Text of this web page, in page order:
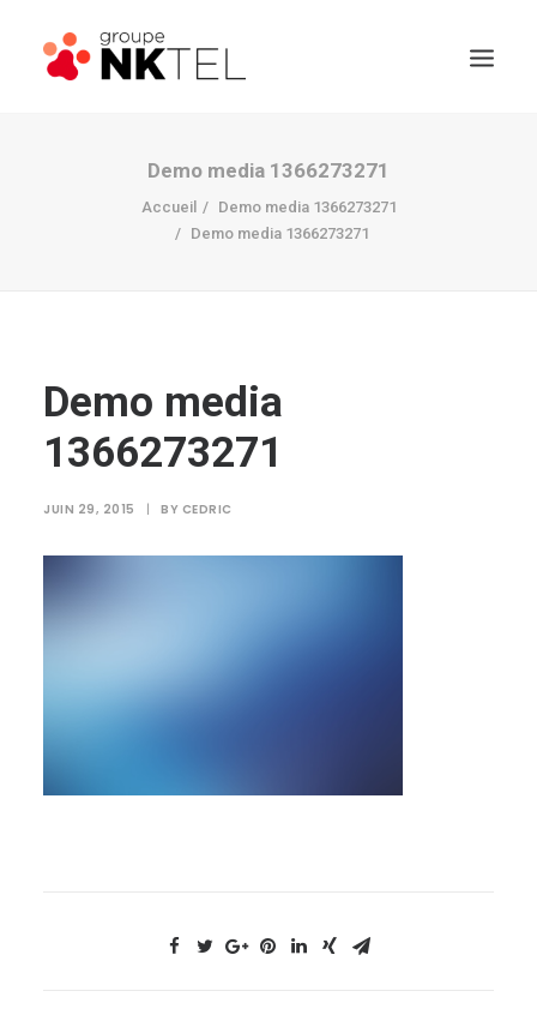
Demo media 1366273271
Accueil
Demo media 1366273271
Demo media 1366273271
Demo media
1366273271
JUIN 29, 2015 | BY CEDRIC